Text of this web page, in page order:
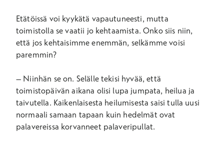
Etätöissä voi kyykätä vapautuneesti, mutta
toimistolla se vaatii jo kehtaamista. Onko siis niin,
että jos kehtaisimme enemmän, selkämme voisi
paremmin?
– Niinhän se on. Selälle tekisi hyvää, että
toimistopäivän aikana olisi lupa jumpata, heilua ja
taivutella. Kaikenlaisesta heilumisesta saisi tulla uusi
normaali samaan tapaan kuin hedelmät ovat
palavereissa korvanneet palaveripullat.